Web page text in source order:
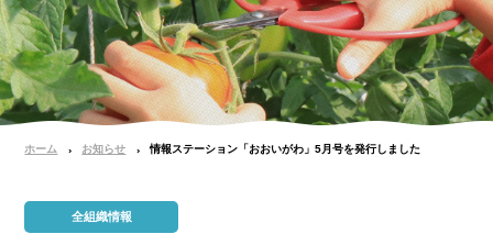
ホーム お知らせ 情報ステーション「おおいがわ」5月号を発行しました
全組織情報